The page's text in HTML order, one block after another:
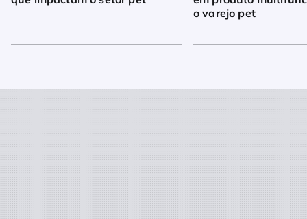
o varejo pet